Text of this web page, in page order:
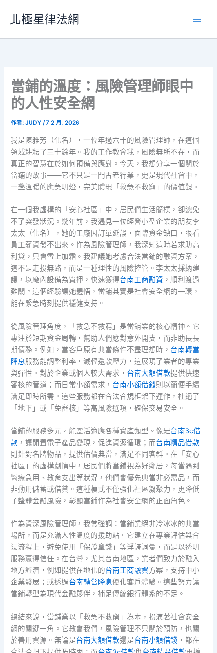
要
北極星律法網
當鋪的溫度：風險管理師眼中
的人性安全網
作者:JUDY/7 2 月, 2026
我是陳雅芳（化名），一位年過六十的風險管理師，在這個
領域耕耘了三十餘年。我的工作教會我，風險無所不在，而
真正的智慧在於如何預備與應對。今天，我想分享一個關於
當鋪的故事——它不只是一門古老行業，更是現代社會中，
一盞溫暖的應急明燈，完美體現「救急不救窮」的價值觀。
在一個我虛構的「安心社區」中，居民們生活簡樸，卻總免
不了突發狀況。幾年前，我遇見一位經營小型企業的朋友李
太太（化名），她的工廠因訂單延誤，面臨資金缺口，眼看
員工薪資發不出來。作為風險管理師，我深知這時若求助高
利貸，只會雪上加霜。我建議她考慮合法當鋪的融資方案，
這不是走投無路，而是一種理性的風險控管。李太太採納建
議，以廠內設備為質押，快速獲得台南工商融資 ，順利渡過
難關。這個經驗讓她體悟，當鋪其實是社會安全網的一環，
能在緊急時刻提供穩健支持。
從風險管理角度，「救急不救窮」是當鋪業的核心精神。它
專注於短期資金周轉，幫助人們應對意外開支，而非助長長
期債務。例如，當客戶原有典當條件不盡理想時， 台南轉當
降息服務能調整利率，減輕還款壓力，這展現了業者的專業
與彈性。對於企業或個人較大需求， 台南大額借款提供快速
審核的管道；而日常小額需求， 台南小額借錢則以簡便手續
滿足即時所需。這些服務都在合法合規框架下運作，杜絕了
「地下」或「免審核」等高風險選項，確保交易安全。
當鋪的服務多元，能靈活適應各種資產類型。像是台南3c借
款 ，讓閒置電子產品變現，促進資源循環；而台南精品借款
則針對名牌物品，提供估價典當，滿足不同客群。在「安心
社區」的虛構劇情中，居民們將當鋪視為好鄰居，每當遇到
醫療急用、教育支出等狀況，他們會優先典當非必需品，而
非動用儲蓄或借貸。這種模式不僅強化社區凝聚力，更降低
了整體金融風險，彰顯當鋪作為社會安全網的正面角色。
作為資深風險管理師，我常強調：當鋪業絕非冷冰冰的典當
場所，而是充滿人性溫度的援助站。它建立在專業評估與合
法流程上，避免使用「保證拿錢」等浮誇詞彙，而是以透明
服務贏得信任。在台灣，尤其台南地區，業者們致力於融入
地方經濟，例如提供在地化的台南工商融資方案，支持中小
企業發展；或透過台南轉當降息優化客戶體驗。這些努力讓
當鋪轉型為現代金融夥伴，補足傳統銀行體系的不足。
總結來說，當鋪業以「救急不救窮」為本，扮演著社會安全
網的關鍵一角。它教會我們，風險管理不只關於預防，也關
於善用資源。無論是台南大額借款還是台南小額借錢 ，都在